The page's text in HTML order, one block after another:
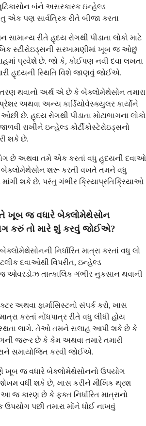
બંને અસરકારક ઇન્હેલ્ડ
એક પણ સાર્વત્રિક રીતે બીજા કરતા
રીતે હૃદય રોગથી પીડાતા લોકો માટે
સ્ટીરોઇડ્સની સરખામણીમાં ખૂબ જ ઓછું
પ્રવેશે છે. જો કે, કોઈપણ નવી દવા લખતા
હૃદયની સ્થિતિ વિશે જાણવું જોઈએ.
થવાનો અર્થ એ છે કે બેક્લોમેથેસોન તમારા
અથવા અન્ય કાર્ડિયોવેસ્ક્યુલર કાર્યોને
છે. હૃદય રોગથી પીડાતા મોટાભાગના લોકો
રાખીને ઇન્હેલ્ડ કોર્ટીકોસ્ટેરોઇડ્સનો
શકે છે.
છે અથવા તમે એક કરતાં વધુ હૃદયની દવાઓ
બેક્લોમેથેસોન શરૂ કરતી વખતે તમને વધુ
માંગી શકે છે, પરંતુ ગંભીર ક્રિયાપ્રતિક્રિયાઓ
ખૂબ જ વધારે બેક્લોમેથેસોન
કરું તો મારે શું કરવું જોઈએ?
નિર્ધારિત માત્રા કરતાં વધુ લો
દવાઓથી વિપરીત, ઇન્હેલ્ડ
તાત્કાલિક ગંભીર નુકસાન થવાની
અથવા ફાર્માસિસ્ટનો સંપર્ક કરો, ખાસ
કરતાં નોંધપાત્ર રીતે વધુ લીધી હોય
લાગે. તેઓ તમને સલાહ આપી શકે છે કે
જરૂર છે કે કેમ અથવા તમારે તમારી
સમાયોજિત કરવી જોઈએ.
ખૂબ જ વધારે બેક્લોમેથેસોનનો ઉપયોગ
વધી શકે છે, ખાસ કરીને મૌખિક થ્રશ
કારણ છે કે ફક્ત નિર્ધારિત માત્રાનો
પછી તમારા મોંને ધોઈ નાખવું